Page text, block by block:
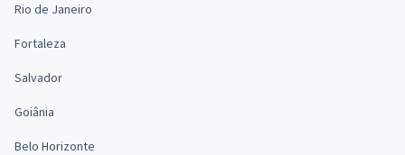
Rio de Janeiro
Fortaleza
Salvador
Goiânia
Belo Horizonte